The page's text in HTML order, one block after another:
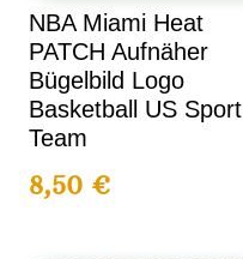
NBA Miami Heat
PATCH Aufnäher
Bügelbild Logo
Basketball US Sport
Team
8,50€